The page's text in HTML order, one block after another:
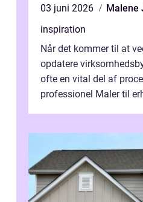
03 juni 2026
Malene
inspiration
Når det kommer til at
opdatere
ofte en vital del af
professionel Maler til